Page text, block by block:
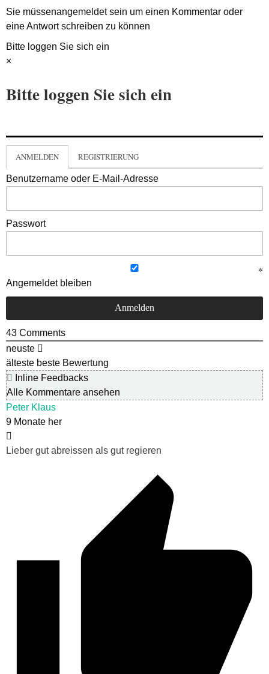
Sie müssenangemeldetsein um einen Kommentar oder
eine Antwort schreiben zu können
Bitte loggen Sie sich ein
×
Bitte loggen Sie sich ein
ANMELDEN REGISTRIERUNG
Benutzername oder E-Mail-Adresse
Passwort
Angemeldet bleiben
43 Comments
neuste
älteste beste Bewertung
Inline Feedbacks
Alle Kommentare ansehen
Peter Klaus
9 Monate her
Lieber gut abreissen als gut regieren